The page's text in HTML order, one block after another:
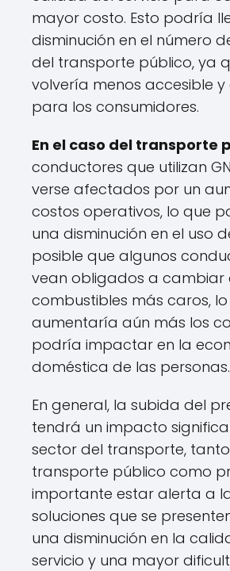
mayor costo. Esto podría
disminución en el número
del transporte público, ya
volvería menos accesible
para los consumidores.
En el caso del transporte
conductores que utilizan
verse afectados por un
costos operativos, lo que
una disminución en el uso
posible que algunos
vean obligados a cambiar
combustibles más caros,
aumentaría aún más los
podría impactar en la
doméstica de las personas.
En general, la subida del
tendrá un impacto
sector del transporte,
transporte público como
importante estar alerta a
soluciones que se
una disminución en la
servicio y una mayor